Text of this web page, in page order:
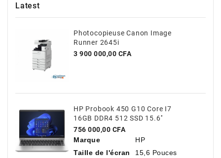
Latest
Photocopieuse Canon Image
Runner 2645i
Prix
3 900 000,00 CFA
HP Probook 450 G10 Core I7
16GB DDR4 512 SSD 15.6''
Prix
756 000,00 CFA
Marque
HP
Taille de l'écran
15,6 Pouces